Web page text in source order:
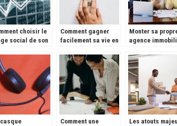
choisir le
social de son
Comment gagner
facilement sa vie en
indépendant?
Monter sa
agence
pour vous guider
Comment une
Les atouts